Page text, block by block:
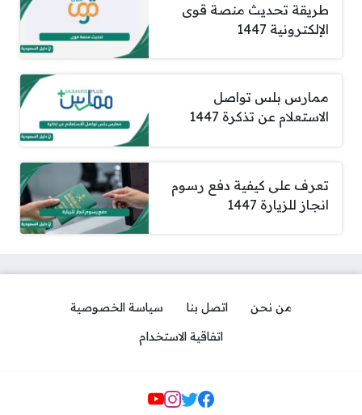
طريقة تحديث منصة قوى
الإلكترونية 1447
ممارس بلس تواصل
الاستعلام عن تذكرة 1447
تعرف على كيفية دفع رسوم
انجاز للزيارة 1447
من نحن اتصل بنا
سياسة الخصوصية
اتفاقية الاستخدام
مواقع التواصل